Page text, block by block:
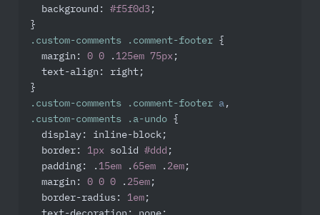
background : #f5f0d3 ;
.custom-comments
.comment-footer {
margin : 0 0 . 125em 75px ;
text-align : right;
.custom-comments
.comment-footer a
.custom-comments
.a-undo {
display : inline-block;
border : 1px solid #ddd ;
padding : . 15em . 65em . 2em ;
margin : 0 0 0 . 25em ;
border-radius : 1em ;